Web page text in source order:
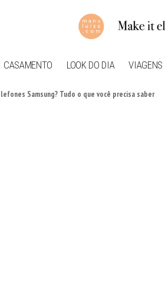
CASAMENTO LOOK DO DIA VIAGENS
Samsung? Tudo o que você precisa saber